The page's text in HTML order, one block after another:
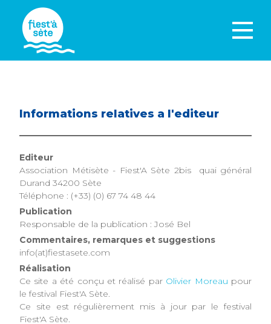
Informations relatives a l'editeur
Editeur
Association Métisète - Fiest'A Sète 2bis quai général
Durand 34200 Sète
Téléphone : (+33) (0) 67 74 48 44
Publication
Responsable de la publication : José Bel
Commentaires, remarques et suggestions
info(at)fiestasete.com
Réalisation
Ce site a été conçu et réalisé par Olivier Moreau pour
le festival Fiest'A Sète.
Ce site est régulièrement mis à jour par le festival
Fiest'A Sète.